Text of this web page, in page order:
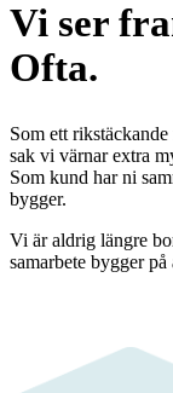
Vi ser
Ofta.
Som ett
sak vi värnar extra
Som kund har ni
bygger.
Vi är aldrig längre
samarbete bygger